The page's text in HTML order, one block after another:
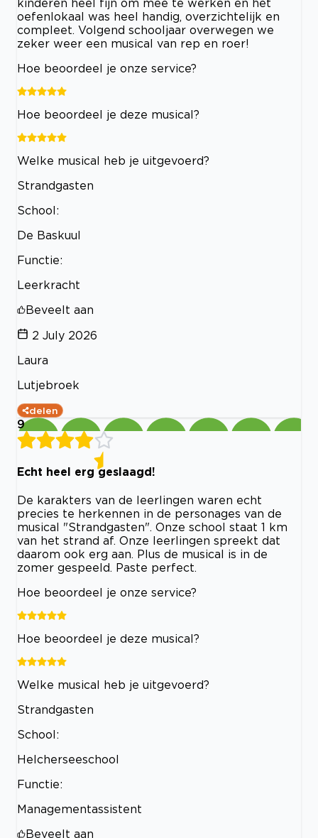
kinderen heel fijn om mee te werken en het
oefenlokaal was heel handig, overzichtelijk en
compleet. Volgend schooljaar overwegen we
zeker weer een musical van rep en roer!
Hoe beoordeel je onze service?
Hoe beoordeel je deze musical?
Welke musical heb je uitgevoerd?
Strandgasten
School:
De Baskuul
Functie:
Leerkracht
Beveelt aan
2 July 2026
Laura
Lutjebroek
delen
9
Echt heel erg geslaagd!
De karakters van de leerlingen waren echt
precies te herkennen in de personages van de
musical "Strandgasten". Onze school staat 1 km
van het strand af. Onze leerlingen spreekt dat
daarom ook erg aan. Plus de musical is in de
zomer gespeeld. Paste perfect.
Hoe beoordeel je onze service?
Hoe beoordeel je deze musical?
Welke musical heb je uitgevoerd?
Strandgasten
School:
Helcherseeschool
Functie:
Managementassistent
Beveelt aan